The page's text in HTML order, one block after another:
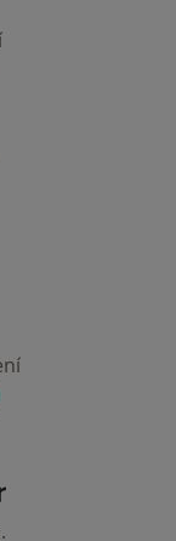
stránka